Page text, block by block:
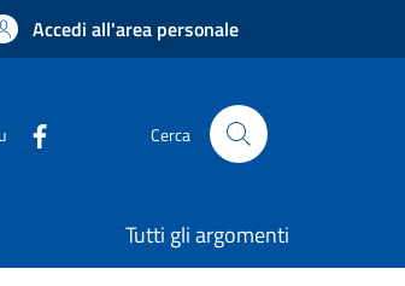
Accedi all'area personale
Cerca
Tutti gli argomenti